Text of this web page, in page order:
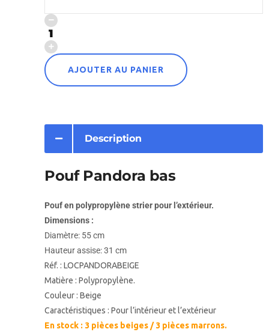
AJOUTER AU PANIER
Description
Pouf Pandora bas
Pouf en polypropylène strier pour l’extérieur.
Dimensions :
Diamètre: 55 cm
Hauteur assise: 31 cm
Réf. : LOCPANDORABEIGE
Matière : Polypropylène.
Couleur : Beige
Caractéristiques : Pour l’intérieur et l’extérieur
En stock : 3 pièces beiges / 3 pièces marrons.